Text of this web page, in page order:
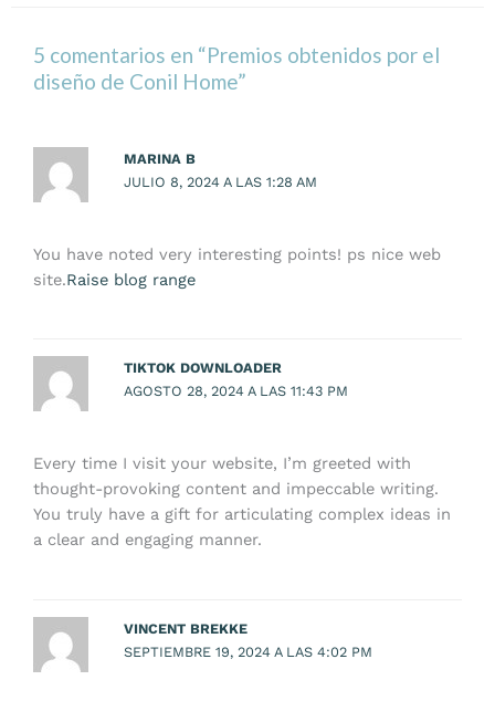
5 comentarios en “Premios obtenidos por el
diseño de Conil Home”
MARINA B
JULIO 8, 2024 A LAS 1:28 AM
You have noted very interesting points! ps nice web
site.Raise blog range
TIKTOK DOWNLOADER
AGOSTO 28, 2024 A LAS 11:43 PM
Every time I visit your website, I’m greeted with
thought-provoking content and impeccable writing.
You truly have a gift for articulating complex ideas in
a clear and engaging manner.
VINCENT BREKKE
SEPTIEMBRE 19, 2024 A LAS 4:02 PM